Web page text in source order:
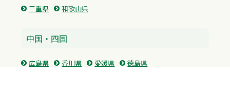
三重県
和歌山県
中国・四国
広島県 香川県 愛媛県 徳島県